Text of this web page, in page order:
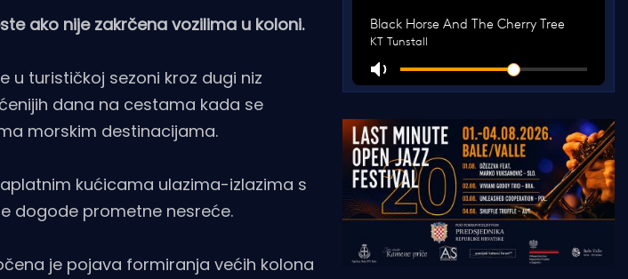
ako nije zakrčena vozilima u koloni.
turističkoj sezoni kroz dugi niz
dana na cestama kada se
morskim destinacijama.
kućicama ulazima-izlazima s
dogode prometne nesreće.
je pojava formiranja većih kolona